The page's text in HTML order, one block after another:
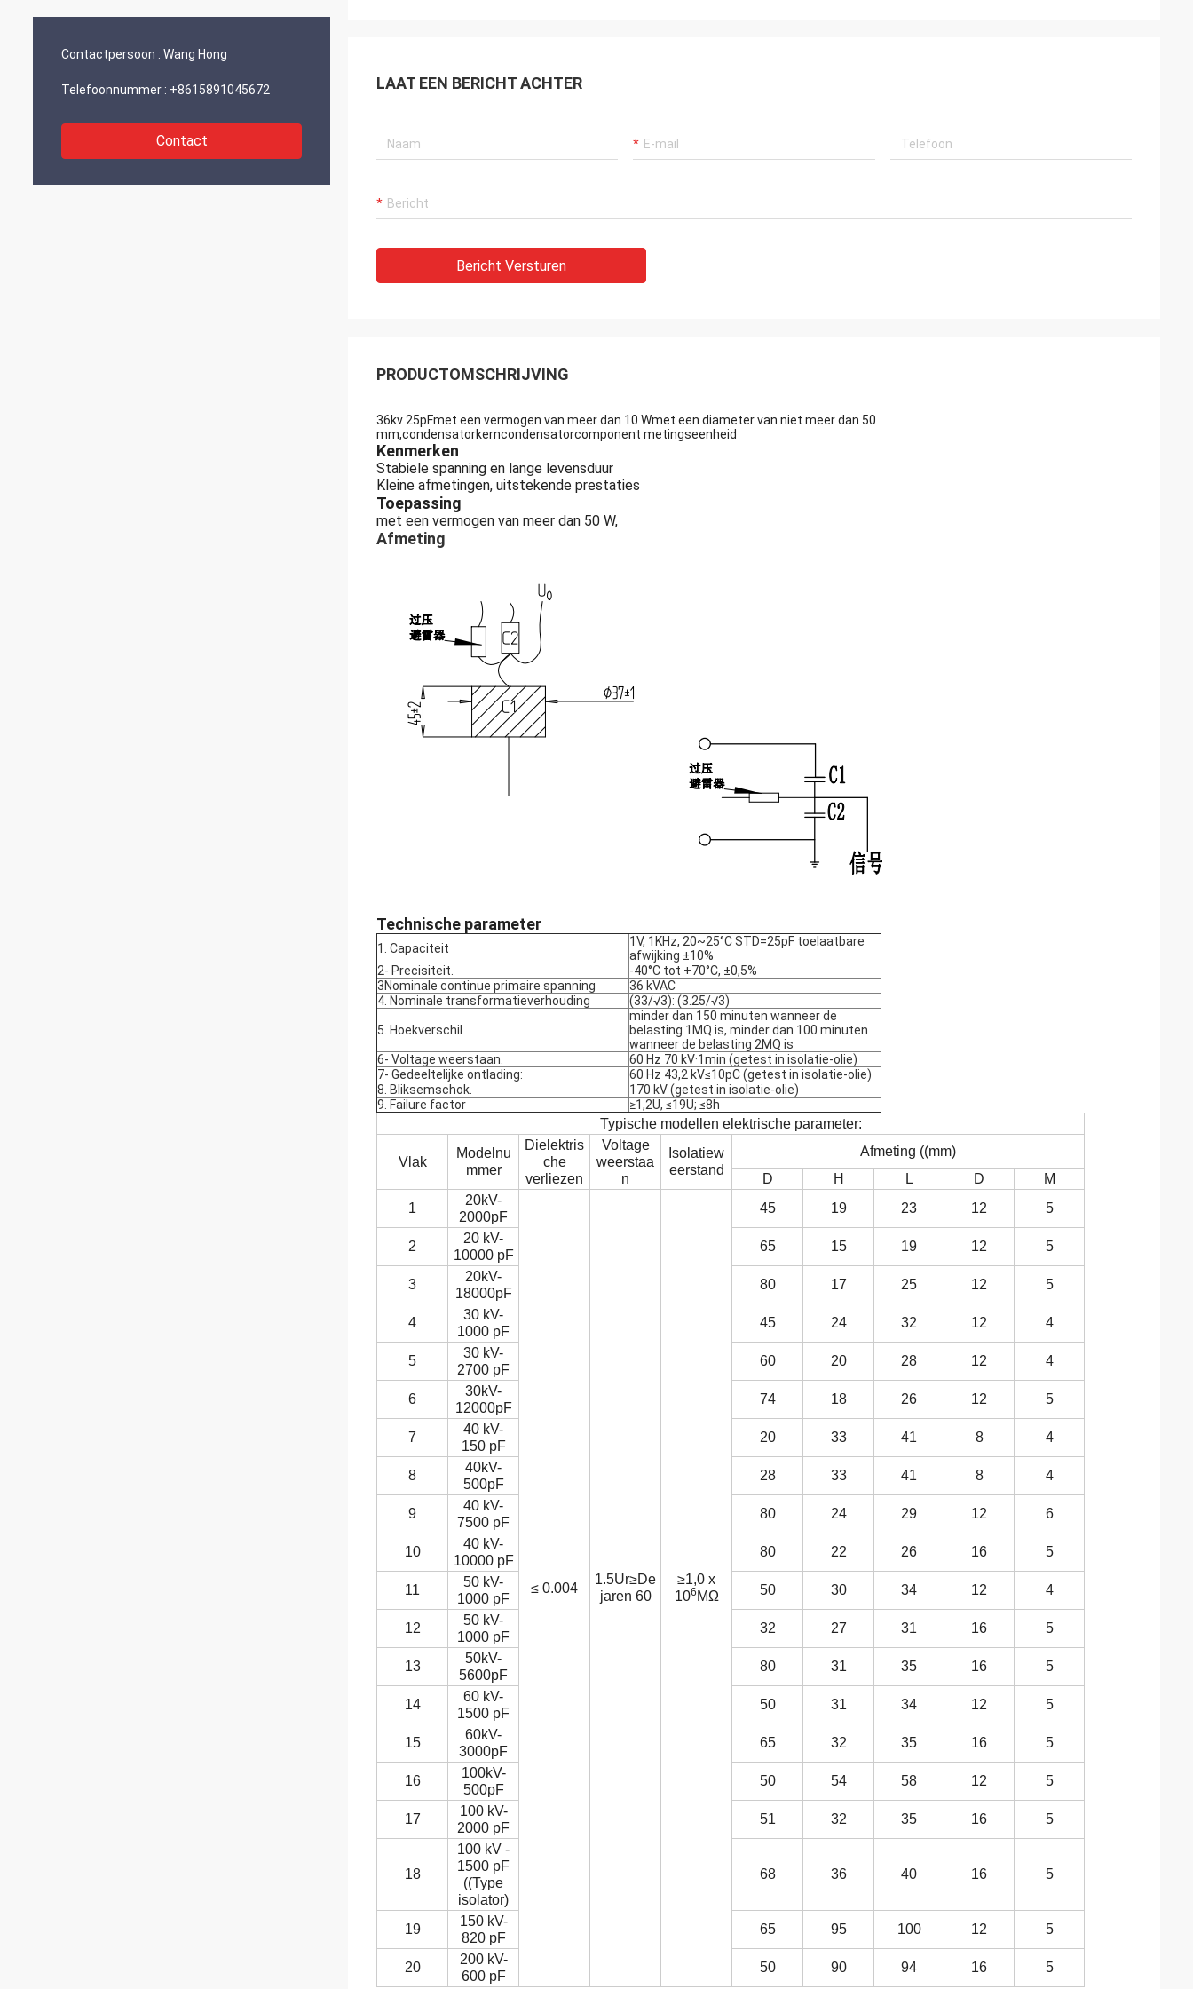
Contactpersoon : Wang Hong
Telefoonnummer : +8615891045672
Contact
LAAT EEN BERICHT ACHTER
Bericht Versturen
PRODUCTOMSCHRIJVING
36kv 25pFmet een vermogen van meer dan 10 Wmet een diameter van niet meer dan 50
mm,condensatorkerncondensatorcomponent metingseenheid
Kenmerken
Stabiele spanning en lange levensduur
Kleine afmetingen, uitstekende prestaties
Toepassing
met een vermogen van meer dan 50 W,
Afmeting
Technische parameter
1. Capaciteit
1V, 1KHz, 20~25°C STD=25pF toelaatbare
afwijking ±10%
2- Precisiteit.
-40°C tot +70°C, ±0,5%
3Nominale continue primaire spanning
36 kVAC
4. Nominale transformatieverhouding
(33/√3): (3.25/√3)
5. Hoekverschil
minder dan 150 minuten wanneer de
belasting 1MQ is, minder dan 100 minuten
wanneer de belasting 2MQ is
6- Voltage weerstaan.
60 Hz 70 kV·1min (getest in isolatie-olie)
7- Gedeeltelijke ontlading:
60 Hz 43,2 kV≤10pC (getest in isolatie-olie)
8. Bliksemschok.
170 kV (getest in isolatie-olie)
9. Failure factor
≥1,2U, ≤19U; ≤8h
Typische modellen elektrische parameter:
Vlak
Modelnu
mmer
Dielektris
che
verliezen
Voltage
weerstaa
n
Isolatiew
eerstand
Afmeting ((mm)
D
H L D
M
1
20kV-
2000pF
≤ 0.004
1.5Ur≥De
jaren 60
≥1,0 x
106 MΩ
45 19 23 12 5
2
20 kV-
10000 pF
65 15 19 12 5
3
20kV-
18000pF
80 17 25 12 5
4
30 kV-
1000 pF
45 24 32 12 4
5
30 kV-
2700 pF
60 20 28 12 4
6
30kV-
12000pF
74 18 26 12 5
7
40 kV-
150 pF
20 33 41 8 4
8
40kV-
500pF
28 33 41 8 4
9
40 kV-
7500 pF
80 24 29 12 6
10
40 kV-
10000 pF
80 22 26 16 5
11
50 kV-
1000 pF
50 30 34 12 4
12
50 kV-
1000 pF
32 27 31 16 5
13
50kV-
5600pF
80 31 35 16 5
14
60 kV-
1500 pF
50 31 34 12 5
15
60kV-
3000pF
65 32 35 16 5
16
100kV-
500pF
50 54 58 12 5
17
100 kV-
2000 pF
51 32 35 16 5
18
100 kV -
1500 pF
((Type
isolator)
68 36 40 16 5
19
150 kV-
820 pF
65 95 100 12 5
20
200 kV-
600 pF
50 90 94 16 5